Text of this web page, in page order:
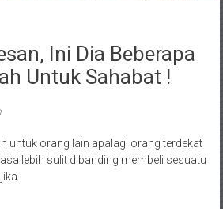
Ini Dia Beberapa
Untuk Sahabat !
untuk orang lain apalagi orang terdekat
lebih sulit dibanding membeli sesuatu